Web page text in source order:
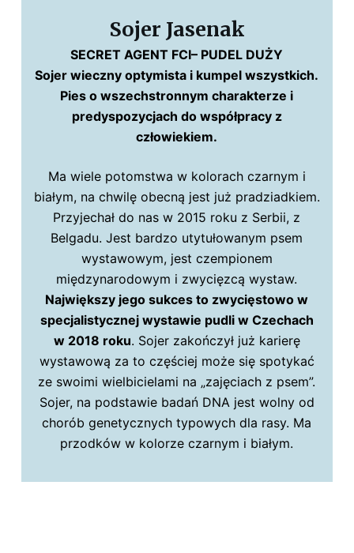
Sojer Jasenak
SECRET AGENT FCI– PUDEL DUŻY
Sojer wieczny optymista i kumpel wszystkich.
Pies o wszechstronnym charakterze i
predyspozycjach do współpracy z
człowiekiem.
Ma wiele potomstwa w kolorach czarnym i
białym, na chwilę obecną jest już pradziadkiem.
Przyjechał do nas w 2015 roku z Serbii, z
Belgadu. Jest bardzo utytułowanym psem
wystawowym, jest czempionem
międzynarodowym i zwycięzcą wystaw.
Największy jego sukces to zwycięstowo w
specjalistycznej wystawie pudli w Czechach
w 2018 roku. Sojer zakończył już karierę
wystawową za to częściej może się spotykać
ze swoimi wielbicielami na „zajęciach z psem”.
Sojer, na podstawie badań DNA jest wolny od
chorób genetycznych typowych dla rasy. Ma
przodków w kolorze czarnym i białym.